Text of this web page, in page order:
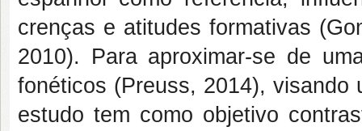
crenças e atitudes formativas
2010). Para aproximar-se de
fonéticos (Preuss, 2014), visando
estudo tem como objetivo